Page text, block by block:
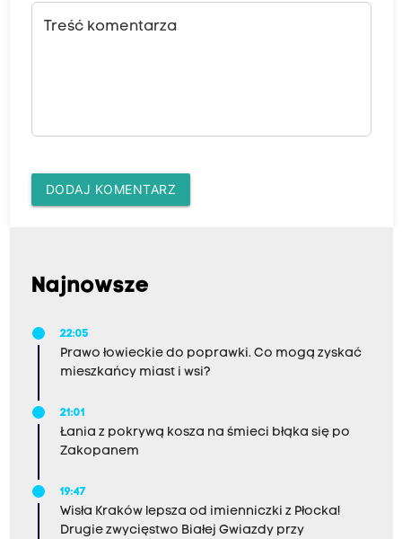
Treść komentarza
DODAJ KOMENTARZ
Najnowsze
22:05
Prawo łowieckie do poprawki. Co mogą zyskać
mieszkańcy miast i wsi?
21:01
Łania z pokrywą kosza na śmieci błąka się po
Zakopanem
19:47
Wisła Kraków lepsza od imienniczki z Płocka!
Drugie zwycięstwo Białej Gwiazdy przy